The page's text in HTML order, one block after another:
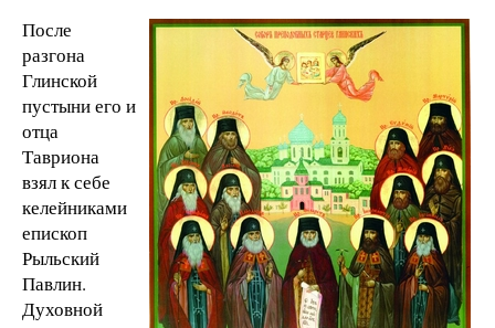
После
разгона
Глинской
пустыни его и
отца
Тавриона
взял к себе
келейниками
епископ
Рыльский
Павлин.
Духовной